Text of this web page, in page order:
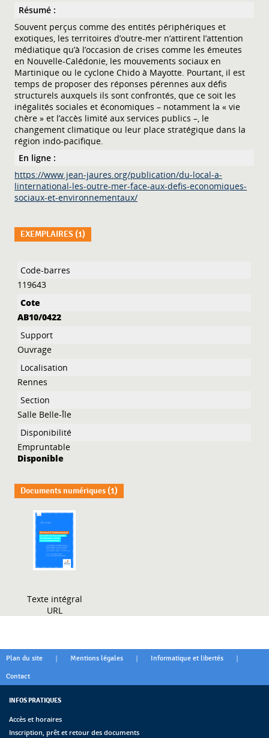
Résumé :
Souvent perçus comme des entités périphériques et
exotiques, les territoires d’outre-mer n’attirent l’attention
médiatique qu’à l’occasion de crises comme les émeutes
en Nouvelle-Calédonie, les mouvements sociaux en
Martinique ou le cyclone Chido à Mayotte. Pourtant, il est
temps de proposer des réponses pérennes aux défis
structurels auxquels ils sont confrontés, que ce soit les
inégalités sociales et économiques – notamment la « vie
chère » et l’accès limité aux services publics –, le
changement climatique ou leur place stratégique dans la
région indo-pacifique.
En ligne :
https://www.jean-jaures.org/publication/du-local-a-
linternational-les-outre-mer-face-aux-defis-economiques-
sociaux-et-environnementaux/
EXEMPLAIRES (1)
Liste des exemplaires
119643
AB10/0422
Ouvrage
Rennes
Salle Belle-Île
Empruntable
Disponible
Documents numériques (1)
Texte intégral
URL
Plan du site | Mentions légales | Informatique et libertés |
Contact
INFOS PRATIQUES
Accès et horaires
Inscription, prêt et retour des documents